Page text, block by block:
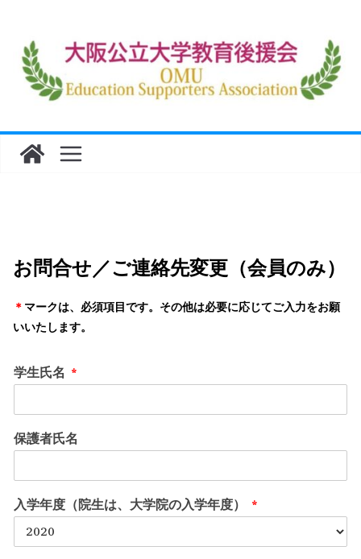
お問合せ／ご連絡先変更（会員のみ）
＊ マークは、必須項目です。その他は必要に応じてご入力をお願
いいたします。
学生氏名 *
保護者氏名
入学年度（院生は、大学院の入学年度） *